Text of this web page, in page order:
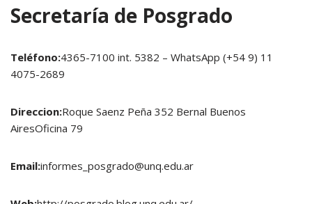
Secretaría de Posgrado
Teléfono:4365-7100 int. 5382 – WhatsApp (+54 9) 11
4075-2689
Direccion:Roque Saenz Peña 352 Bernal Buenos
AiresOficina 79
Email:informes_posgrado@unq.edu.ar